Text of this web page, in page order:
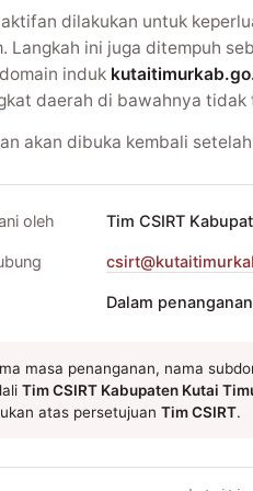
dilakukan untuk
Langkah ini juga ditempuh
induk
daerah di bawahnya
akan dibuka kembali
oleh Tim CSIRT
Dalam penanganan
masa penanganan, nama
Tim CSIRT Kabupaten Kutai
atas persetujuan Tim CSIRT.